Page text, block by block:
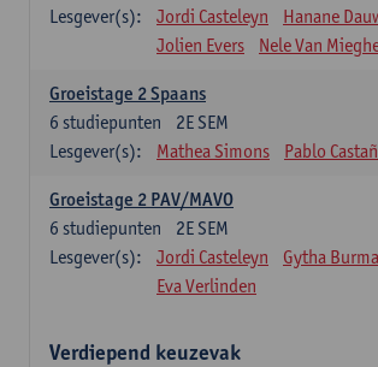
Lesgever(s):
Jordi Casteleyn
Hanane
Jolien Evers
Nele Van
Groeistage 2 Spaans
2E SEM
6 studiepunten
Lesgever(s):
Mathea Simons Pablo
Groeistage 2 PAV/MAVO
2E SEM
6 studiepunten
Lesgever(s):
Jordi Casteleyn
Gytha
Eva Verlinden
Verdiepend keuzevak